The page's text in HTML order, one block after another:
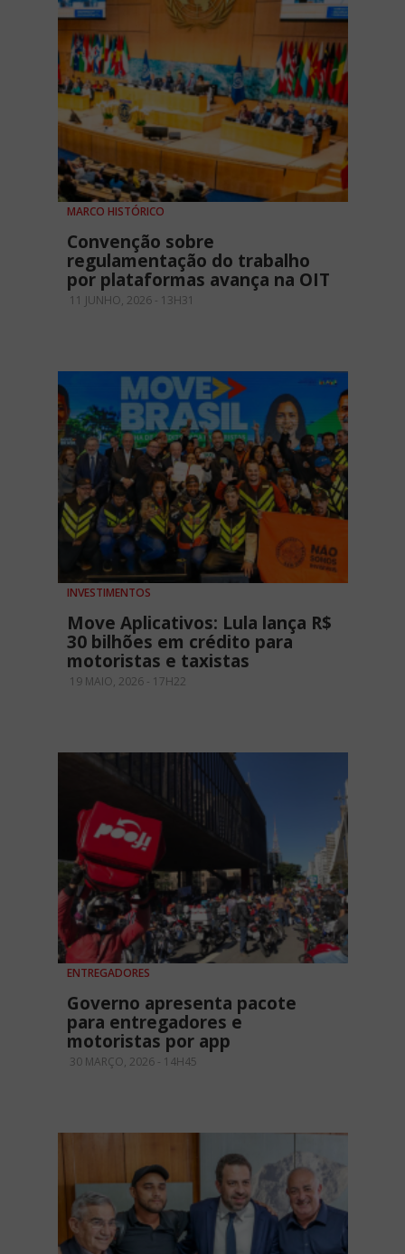
MARCO HISTÓRICO
Convenção sobre
regulamentação do trabalho
por plataformas avança na OIT
11 JUNHO, 2026 - 13H31
INVESTIMENTOS
Move Aplicativos: Lula lança R$
30 bilhões em crédito para
motoristas e taxistas
19 MAIO, 2026 - 17H22
ENTREGADORES
Governo apresenta pacote
para entregadores e
motoristas por app
30 MARÇO, 2026 - 14H45